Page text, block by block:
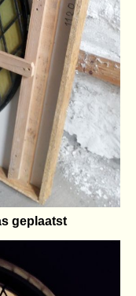
geplaatst